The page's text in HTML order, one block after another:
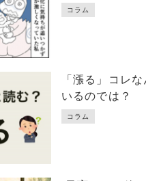
コラム
「漲る」コレ
いるのでは？
コラム